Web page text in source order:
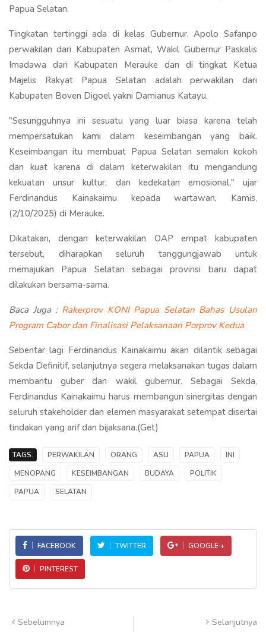
Papua Selatan.
Tingkatan tertinggi ada di kelas Gubernur, Apolo Safanpo
perwakilan dari Kabupaten Asmat, Wakil Gubernur Paskalis
Imadawa dari Kabupaten Merauke dan di tingkat Ketua
Majelis Rakyat Papua Selatan adalah perwakilan dari
Kabupaten Boven Digoel yakni Damianus Katayu.
"Sesungguhnya ini sesuatu yang luar biasa karena telah
mempersatukan kami dalam keseimbangan yang baik.
Keseimbangan itu membuat Papua Selatan semakin kokoh
dan kuat karena di dalam keterwakilan itu mengandung
kekuatan unsur kultur, dan kedekatan emosional," ujar
Ferdinandus Kainakaimu kepada wartawan, Kamis,
(2/10/2025) di Merauke.
Dikatakan, dengan keterwakilan OAP empat kabupaten
tersebut, diharapkan seluruh tanggungjawab untuk
memajukan Papua Selatan sebagai provinsi baru dapat
dilakukan bersama-sama.
Baca Juga : Rakerprov KONI Papua Selatan Bahas Usulan
Program Cabor dan Finalisasi Pelaksanaan Porprov Kedua
Sebentar lagi Ferdinandus Kainakaimu akan dilantik sebagai
Sekda Definitif, selanjutnya segera melaksanakan tugas dalam
membantu guber dan wakil gubernur. Sebagai Sekda,
Ferdinandus Kainakaimu harus membangun sinergitas dengan
seluruh stakeholder dan elemen masyarakat setempat disertai
tindakan yang arif dan bijaksana.(Get)
TAGS: PERWAKILAN ORANG ASLI PAPUA
INI
MENOPANG
KESEIMBANGAN BUDAYA
POLITIK
PAPUA
SELATAN
FACEBOOK TWITTER GOOGLE +
PINTEREST
Sebelumnya Selanjutnya